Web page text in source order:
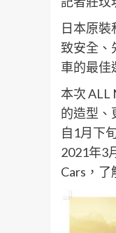
日本原裝
致安全、
車的最佳
本次 ALL
的造型、
自1月下
2021年3
Cars，了